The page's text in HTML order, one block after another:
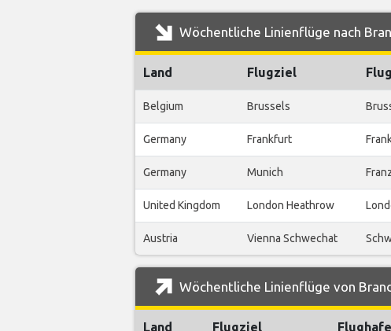
Wöchentliche Linienflüge nach
Land Flugziel
Belgium Brussels
Germany Frankfurt
Germany Munich
United Kingdom London Heathrow
Austria Vienna Schwechat
Wöchentliche Linienflüge von
Land Flugziel